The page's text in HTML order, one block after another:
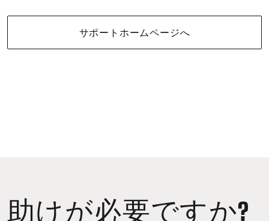
サポートホームページへ
助けが必要ですか?